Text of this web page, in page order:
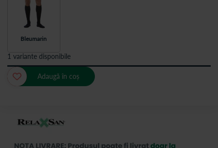
Bleumarin
1 variante disponibile
Adaugă în coș